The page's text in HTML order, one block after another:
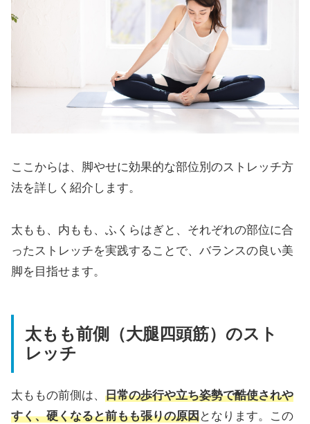
ここからは、脚やせに効果的な部位別のストレッチ方
法を詳しく紹介します。
太もも、内もも、ふくらはぎと、それぞれの部位に合
ったストレッチを実践することで、バランスの良い美
脚を目指せます。
太もも前側（大腿四頭筋）のスト
レッチ
太ももの前側は、 日常の歩行や立ち姿勢で酷使されや
すく、硬くなると前もも張りの原因となります。この